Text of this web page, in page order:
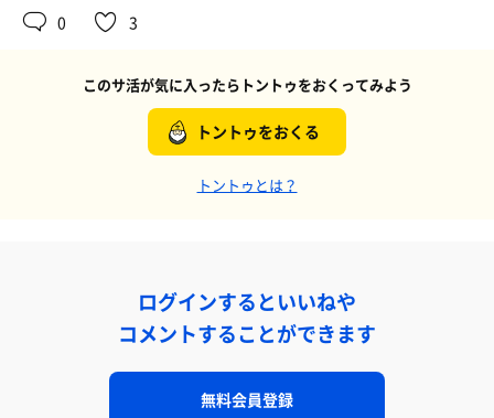
0 3
このサ活が気に入ったらトントゥをおくってみよう
トントゥをおくる
トントゥとは？
ログインするといいねや
コメントすることができます
無料会員登録